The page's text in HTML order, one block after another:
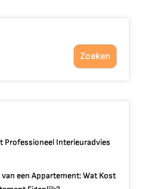
Zoeken
Professioneel Interieuradvies
een Appartement: Wat Kost